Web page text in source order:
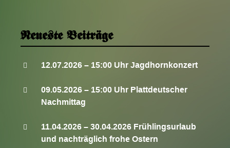
Neueste Beiträge
12.07.2026 – 15:00 Uhr Jagdhornkonzert
09.05.2026 – 15:00 Uhr Plattdeutscher
Nachmittag
11.04.2026 – 30.04.2026 Frühlingsurlaub
und nachträglich frohe Ostern